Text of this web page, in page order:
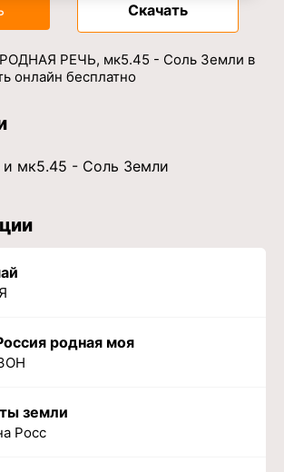
Скачать
РОДНАЯ РЕЧЬ, мк5.45 - Соль Земли в
онлайн бесплатно
мк5.45 - Соль Земли
родная моя
земли
Росс